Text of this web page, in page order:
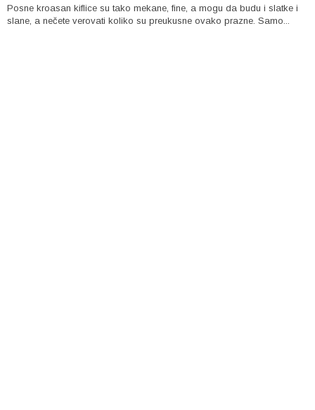
Posne kroasan kiflice su tako mekane, fine, a mogu da budu i slatke i
slane, a nečete verovati koliko su preukusne ovako prazne. Samo...